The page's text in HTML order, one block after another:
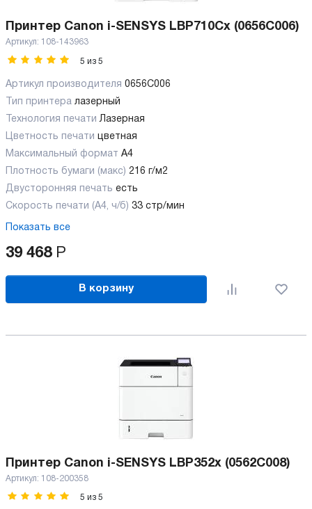
Принтер Canon i-SENSYS LBP710Cx (0656C006)
Артикул: 108-143963
5 из 5
Артикул производителя 0656C006
Тип принтера лазерный
Технология печати Лазерная
Цветность печати цветная
Максимальный формат А4
Плотность бумаги (макс) 216 г/м2
Двусторонняя печать есть
Скорость печати (А4, ч/б) 33 стр/мин
Показать все
39 468 Р
В корзину
Принтер Canon i-SENSYS LBP352x (0562C008)
Артикул: 108-200358
5 из 5